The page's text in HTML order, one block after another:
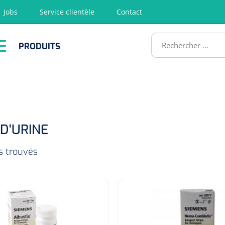
Jobs Service clientèle Contact
PRODUITS
trouvés